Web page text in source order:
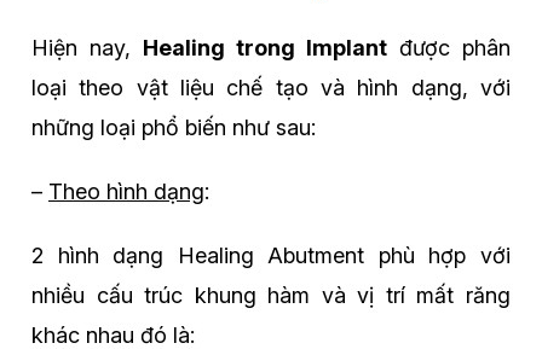
Hiện nay, Healing trong Implant được phân
loại theo vật liệu chế tạo và hình dạng, với
những loại phổ biến như sau:
– Theo hình dạng:
2 hình dạng Healing Abutment phù hợp với
nhiều cấu trúc khung hàm và vị trí mất răng
khác nhau đó là: